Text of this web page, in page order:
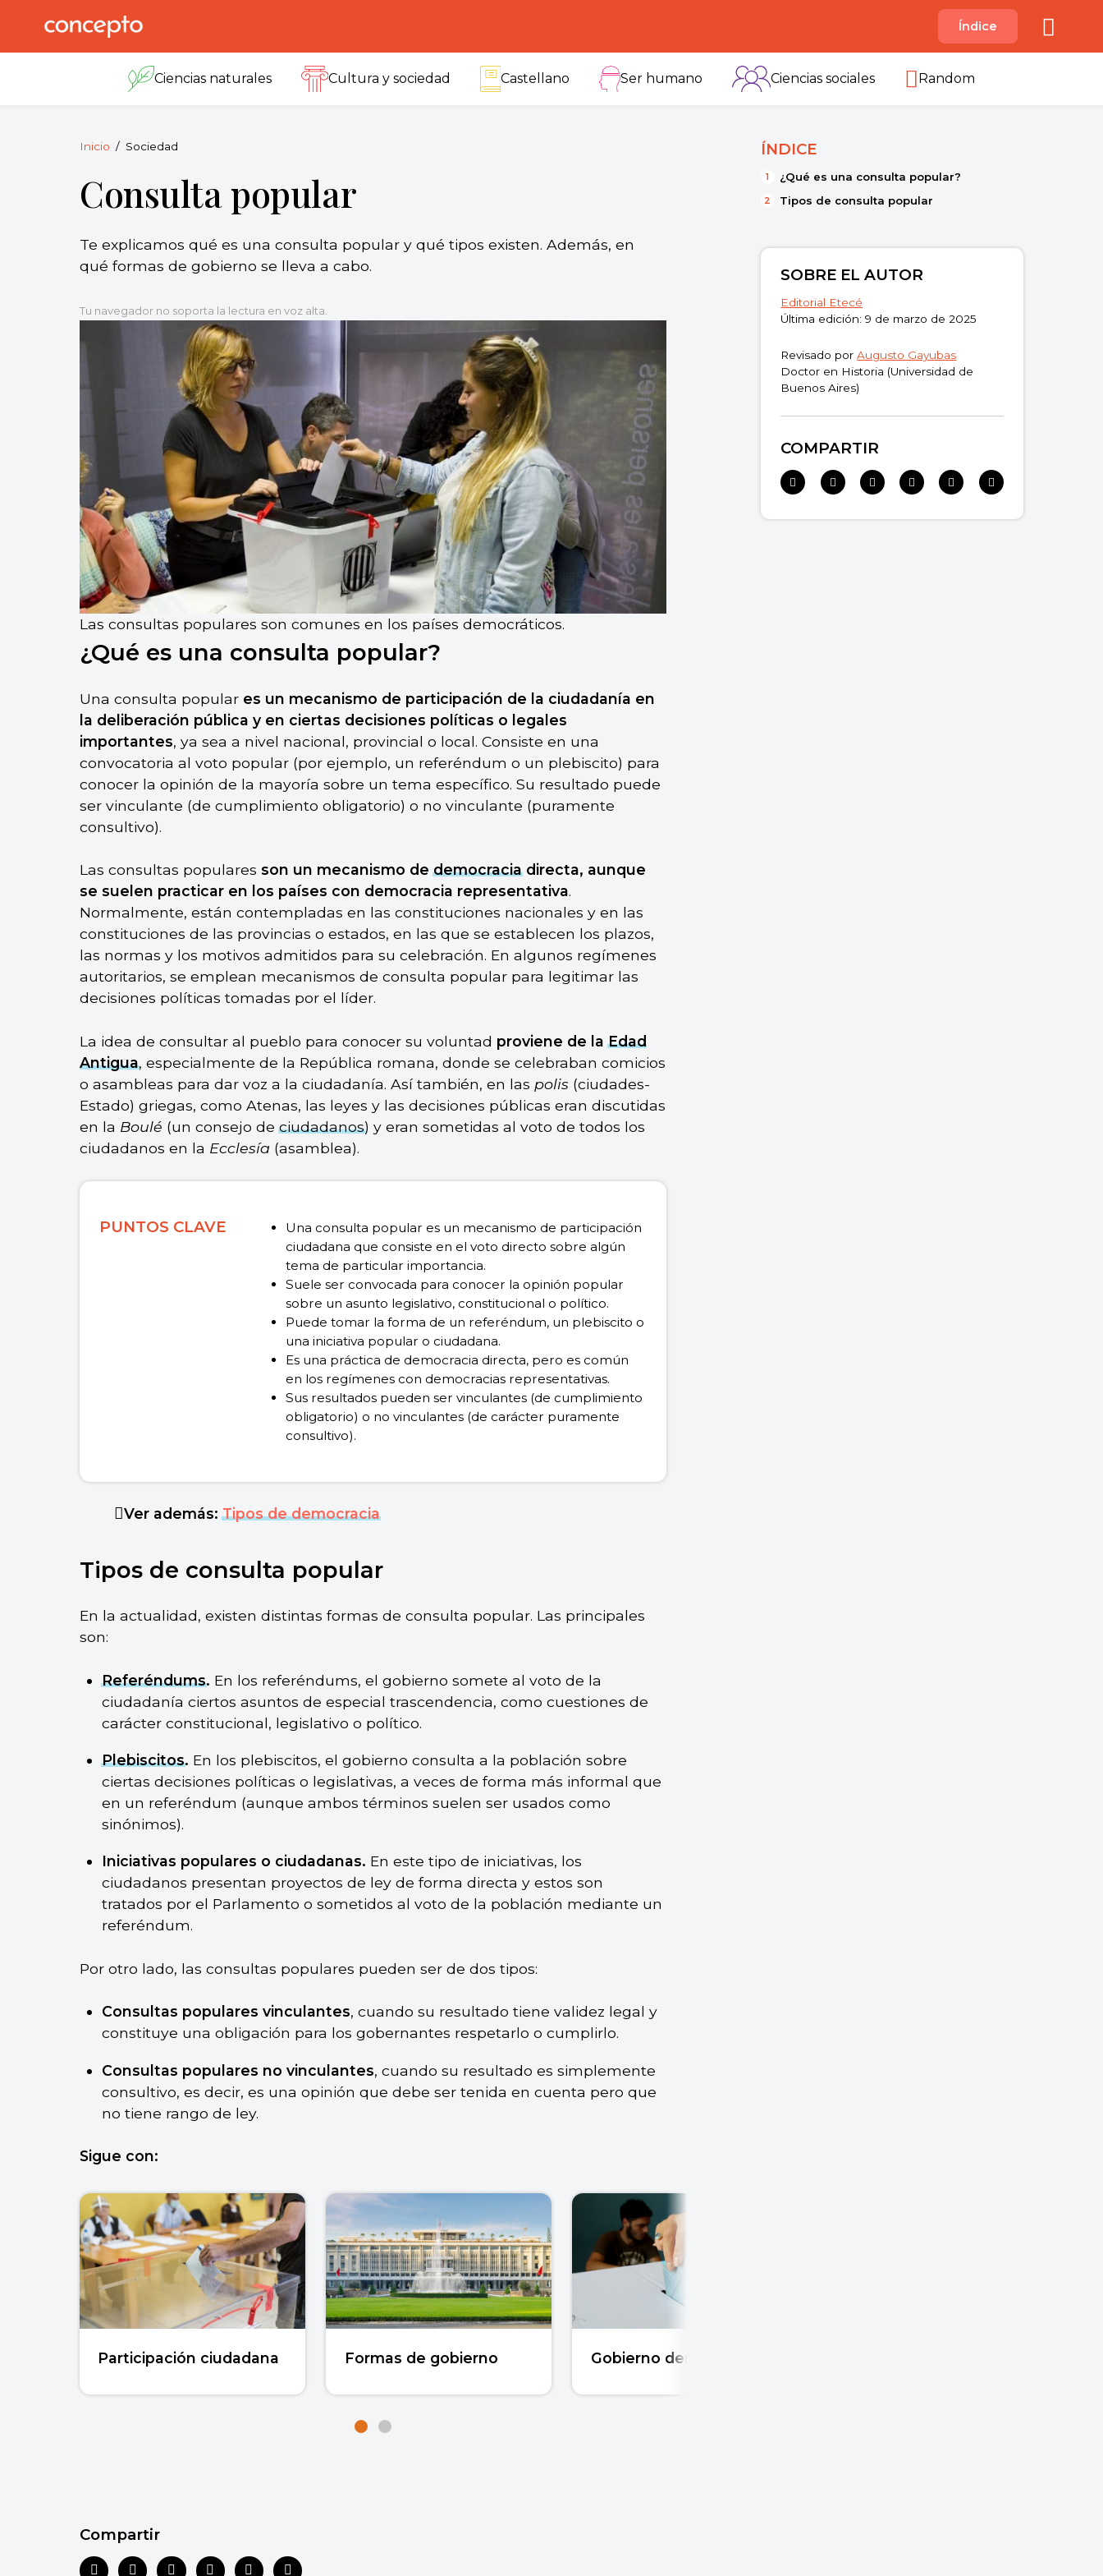
reservados.
B C
Índice
Ciencias naturales Cultura y sociedad Castellano Ser humano Ciencias sociales Random
Inicio Sociedad
Consulta popular
Te explicamos qué es una consulta popular y qué tipos existen. Además, en
qué formas de gobierno se lleva a cabo.
Tu navegador no soporta la lectura en voz alta.
Las consultas populares son comunes en los países democráticos.
¿Qué es una consulta popular?
Una consulta populares un mecanismo de participación de la ciudadanía en
la deliberación pública y en ciertas decisiones políticas o legales
importantes, ya sea a nivel nacional, provincial o local. Consiste en una
convocatoria al voto popular (por ejemplo, un referéndum o un plebiscito) para
conocer la opinión de la mayoría sobre un tema específico. Su resultado puede
ser vinculante (de cumplimiento obligatorio) o no vinculante (puramente
consultivo).
Las consultas populares son un mecanismo dedemocraciadirecta, aunque
se suelen practicar en los países con democracia representativa.
Normalmente, están contempladas en las constituciones nacionales y en las
constituciones de las provincias o estados, en las que se establecen los plazos,
las normas y los motivos admitidos para su celebración. En algunos regímenes
autoritarios, se emplean mecanismos de consulta popular para legitimar las
decisiones políticas tomadas por el líder.
La idea de consultar al pueblo para conocer su voluntad proviene de laEdad
Antigua, especialmente de la República romana, donde se celebraban comicios
o asambleas para dar voz a la ciudadanía. Así también, en las polis (ciudades-
Estado) griegas, como Atenas, las leyes y las decisiones públicas eran discutidas
en la Boulé (un consejo deciudadanos) y eran sometidas al voto de todos los
ciudadanos en la Ecclesía (asamblea).
PUNTOS CLAVE
Una consulta popular es un mecanismo de participación
ciudadana que consiste en el voto directo sobre algún
tema de particular importancia.
Suele ser convocada para conocer la opinión popular
sobre un asunto legislativo, constitucional o político.
Puede tomar la forma de un referéndum, un plebiscito o
una iniciativa popular o ciudadana.
Es una práctica de democracia directa, pero es común
en los regímenes con democracias representativas.
Sus resultados pueden ser vinculantes (de cumplimiento
obligatorio) o no vinculantes (de carácter puramente
consultivo).
Ver además:Tipos de democracia
Tipos de consulta popular
En la actualidad, existen distintas formas de consulta popular. Las principales
son:
Referéndums. En los referéndums, el gobierno somete al voto de la
ciudadanía ciertos asuntos de especial trascendencia, como cuestiones de
carácter constitucional, legislativo o político.
Plebiscitos. En los plebiscitos, el gobierno consulta a la población sobre
ciertas decisiones políticas o legislativas, a veces de forma más informal que
en un referéndum (aunque ambos términos suelen ser usados como
sinónimos).
Iniciativas populares o ciudadanas. En este tipo de iniciativas, los
ciudadanos presentan proyectos de ley de forma directa y estos son
tratados por el Parlamento o sometidos al voto de la población mediante un
referéndum.
Por otro lado, las consultas populares pueden ser de dos tipos:
Consultas populares vinculantes, cuando su resultado tiene validez legal y
constituye una obligación para los gobernantes respetarlo o cumplirlo.
Consultas populares no vinculantes, cuando su resultado es simplemente
consultivo, es decir, es una opinión que debe ser tenida en cuenta pero que
no tiene rango de ley.
Sigue con:
Participación ciudadana Formas de gobierno Gobierno democrático
Compartir
ÍNDICE
¿Qué es una consulta popular?
Tipos de consulta popular
SOBRE EL AUTOR
Editorial Etecé
Última edición: 9 de marzo de 2025
Revisado porAugusto Gayubas
Doctor en Historia (Universidad de
Buenos Aires)
COMPARTIR